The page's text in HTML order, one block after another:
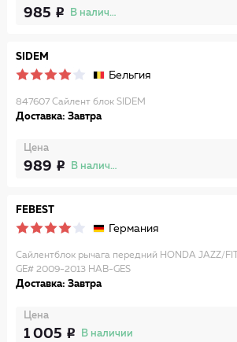
985 В наличии
SIDEM
Бельгия
847607 Сайлент блок SIDEM
Доставка: Завтра
Цена
989 В наличии
FEBEST
Германия
Сайлентблок рычага передний HONDA JAZZ/FIT
GE# 2009-2013 HAB-GES
Доставка: Завтра
Цена
1 005 В наличии